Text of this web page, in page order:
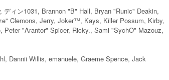
ィン1031, Brannon "B" Hall, Bryan "Runic" Deakin,
Clemons, Jerry, Joker™, Kays, Killer Possum, Kirby,
Peter "Arantor" Spicer, Ricky., Sami "SychO" Mazouz,
Dannii Willis, emanuele, Graeme Spence, Jack